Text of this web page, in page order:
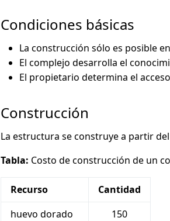
Condiciones básicas
La construcción sólo es posible
El complejo desarrolla el
El propietario determina el
Construcción
La estructura se construye a partir
Tabla: Costo de construcción de un
Recurso
Cantidad
huevo dorado
150